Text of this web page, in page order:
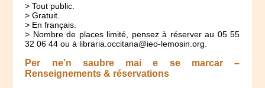
> Tout public.
> Gratuit.
> En français.
> Nombre de places limité, pensez à réserver au 05 55
32 06 44 ou à libraria.occitana@ieo-lemosin.org.
Per ne’n saubre mai e se marcar –
Renseignements & réservations